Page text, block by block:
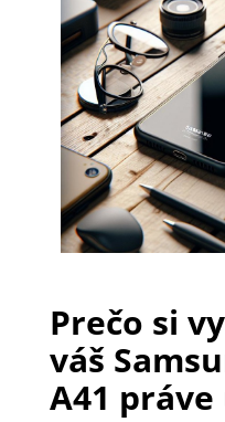
PRÍSLUŠENSTVO
PRÍSLUŠENSTVO
TABLETY
NOTEBOOK
Prečo si
váš
A41 práve